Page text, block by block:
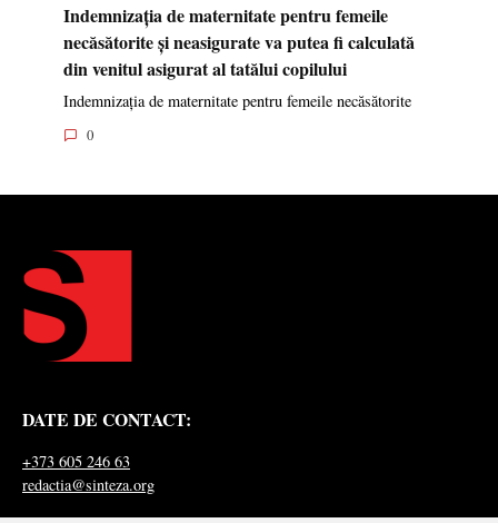
Indemnizația de maternitate pentru femeile
necăsătorite și neasigurate va putea fi calculată
din venitul asigurat al tatălui copilului
Indemnizația de maternitate pentru femeile necăsătorite
0
DATE DE CONTACT:
+373 605 246 63
redactia@sinteza.org